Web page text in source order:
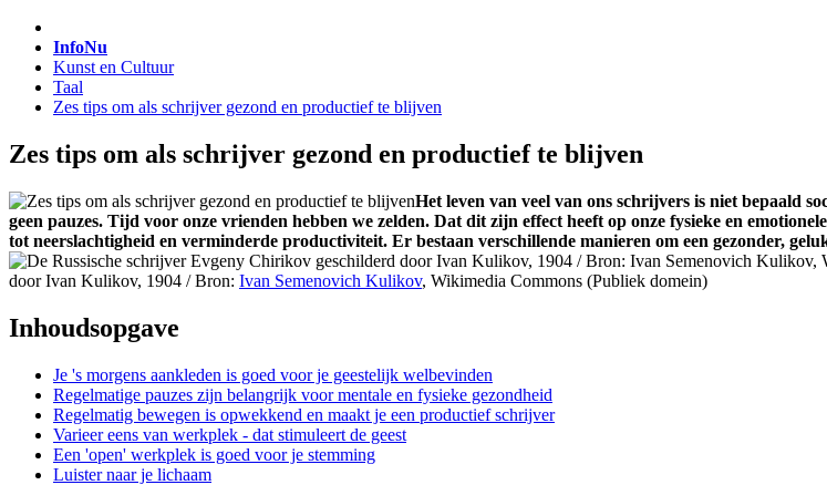
InfoNu
Kunst en Cultuur
Taal
Zes tips om als schrijver gezond en productief te blijven
Zes tips om als schrijver gezond en productief te blijven
Het leven van veel van ons schrijvers is niet bepaald
geen pauzes. Tijd voor onze vrienden hebben we zelden. Dat dit zijn effect heeft op onze fysieke en
tot neerslachtigheid en verminderde productiviteit. Er bestaan verschillende manieren om een gezonder,
door Ivan Kulikov, 1904 /Bron: Ivan Semenovich Kulikov, Wikimedia Commons (Publiek domein)
Inhoudsopgave
Je 's morgens aankleden is goed voor je geestelijk welbevinden
Regelmatige pauzes zijn belangrijk voor mentale en fysieke gezondheid
Regelmatig bewegen is opwekkend en maakt je een productief schrijver
Varieer eens van werkplek - dat stimuleert de geest
Een 'open' werkplek is goed voor je stemming
Luister naar je lichaam